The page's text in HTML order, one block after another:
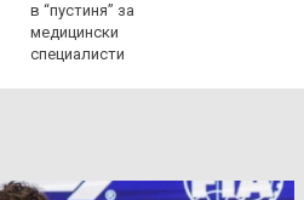
в “пустиня” за
медицински
специалисти